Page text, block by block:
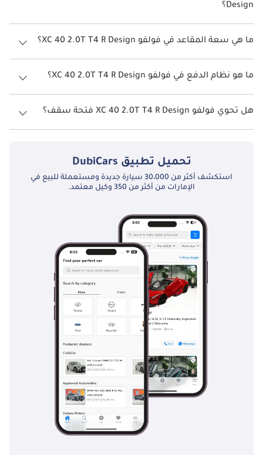
Design؟
يبلغ معدل استهلاك الوقود المقترح من الشركة المصنعة لسيارة فولفو XC
40 2026 من 10 كم/ليتر.
ما هي سعة المقاعد في فولفو XC 40 2.0T T4 R Design؟
تتسع فولفو XC 40 2.0T T4 R Design لأ 5 أشخاص.
ما هو نظام الدفع في فولفو XC 40 2.0T T4 R Design؟
نظام الدفع في فولفو XC 40 Front Wheel Drive 2.0T T4 R Design.
هل تحوي فولفو XC 40 2.0T T4 R Design فتحة سقف؟
نعم توفر فولفو XC 40 2.0T T4 R Design فتحة السقف كخيار.
تحميل تطبيق DubiCars
استكشف أكثر من 30،000 سيارة جديدة ومستعملة للبيع في
الإمارات من أكثر من 350 وكيل معتمد.